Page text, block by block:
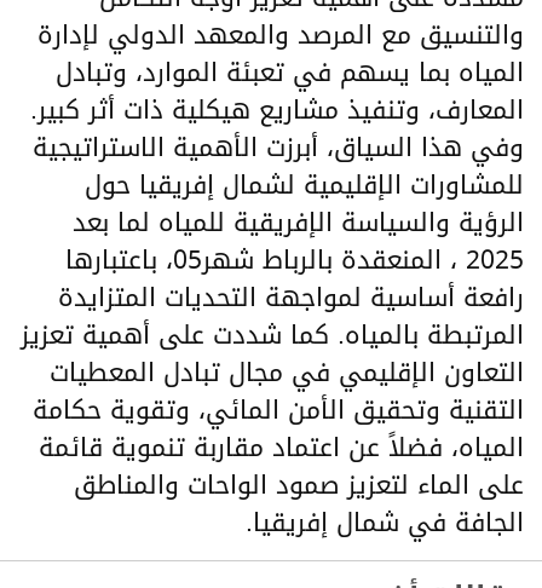
والتنسيق مع المرصد والمعهد الدولي لإدارة
المياه بما يسهم في تعبئة الموارد، وتبادل
المعارف، وتنفيذ مشاريع هيكلية ذات أثر كبير.
وفي هذا السياق، أبرزت الأهمية الاستراتيجية
للمشاورات الإقليمية لشمال إفريقيا حول
الرؤية والسياسة الإفريقية للمياه لما بعد
2025 ، المنعقدة بالرباط شهر05، باعتبارها
رافعة أساسية لمواجهة التحديات المتزايدة
المرتبطة بالمياه. كما شددت على أهمية تعزيز
التعاون الإقليمي في مجال تبادل المعطيات
التقنية وتحقيق الأمن المائي، وتقوية حكامة
المياه، فضلاً عن اعتماد مقاربة تنموية قائمة
على الماء لتعزيز صمود الواحات والمناطق
الجافة في شمال إفريقيا.